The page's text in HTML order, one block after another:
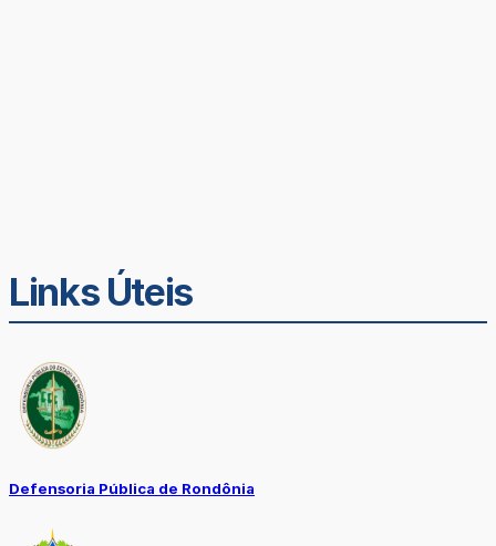
Links Úteis
Defensoria Pública de Rondônia